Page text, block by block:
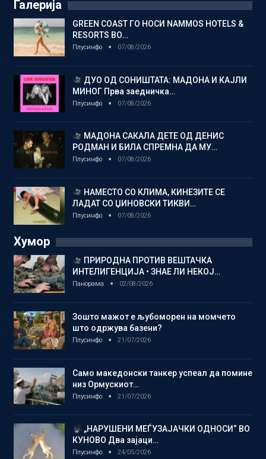
Галерија
GREEN COAST ГО НОСИ NAMMOS HOTELS &
RESORTS ВО…
Плусинфо 07/08/2026
ДУО ОД СОНИШТАТА: МАДОНА И КАЈЛИ
МИНОГ Прва заедничка…
Плусинфо 07/08/2026
МАДОНА САКАЛА ДЕТЕ ОД ДЕНИС
РОДМАН И БИЛА СПРЕМНА ДА МУ…
Плусинфо 07/08/2026
НАМЕСТО СО КЛИМА, КИНЕЗИТЕ СЕ
ЛАДАТ СО ЏИНОВСКИ ТИКВИ…
Плусинфо 07/08/2026
Хумор
ПРИРОДНА ПРОТИВ ВЕШТАЧКА
ИНТЕЛИГЕНЦИЈА • ЗНАЕ ЛИ НЕКОЈ…
Панорама 02/08/2026
Зошто мажот е љубоморен на момчето
што одржува базени?
Плусинфо 21/07/2026
Само македонски танкер успеал да помине
низ Ормускиот…
Плусинфо 21/07/2026
„НАРУШЕНИ МЕЃУЗАЈАЧКИ ОДНОСИ“ ВО
КУНОВО Два зајаци…
Плусинфо 24/05/2026